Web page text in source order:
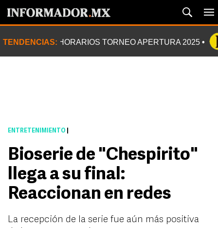
TENDENCIAS: HORARIOS TORNEO APERTURA 2025
ENTRETENIMIENTO
Bioserie de "Chespirito"
llega a su final:
Reaccionan en redes
La recepción de la serie fue aún más positiva